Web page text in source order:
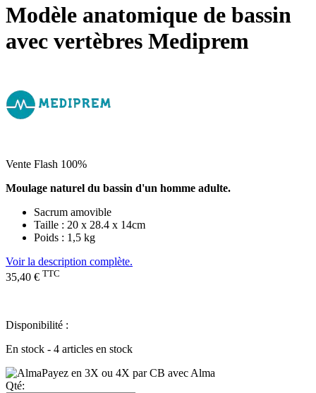
Modèle anatomique de bassin
avec vertèbres Mediprem
Vente Flash 100%
Moulage naturel du bassin d'un homme adulte.
Sacrum amovible
Taille : 20 x 28.4 x 14cm
Poids : 1,5 kg
Voir la description complète.
35,40 € TTC
Disponibilité :
En stock - 4 articles en stock
Payez en 3X ou 4X par CB avec Alma
Qté: